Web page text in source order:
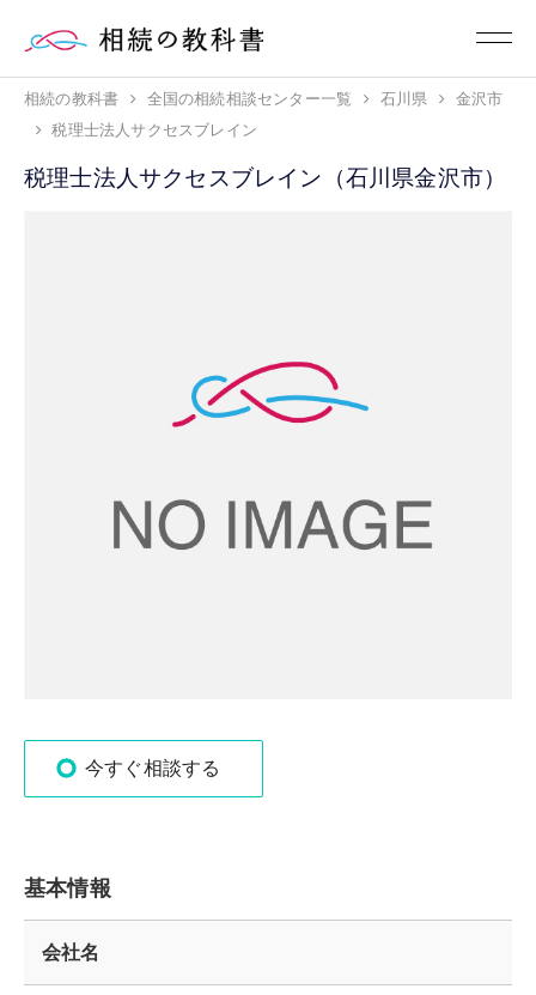
相続の教科書 全国の相続相談センター一覧 石川県
金沢市
税理士法人サクセスブレイン
税理士法人サクセスブレイン（石川県金沢市）
今すぐ相談する
基本情報
会社名